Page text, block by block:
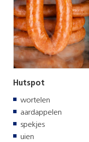
Hutspot
wortelen
aardappelen
spekjes
uien